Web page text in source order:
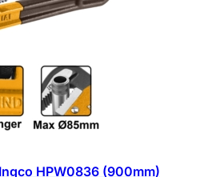
HPW0836 (900mm)